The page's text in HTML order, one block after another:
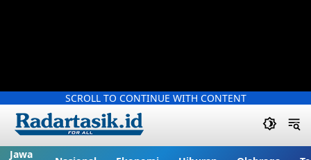
SCROLL TO CONTINUE WITH CONTENT
Jawa